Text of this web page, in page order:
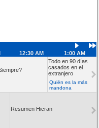
12:30 AM
1:00 AM
Todo en 90 días
casados en el
extranjero
Quién es la más
mandona
Resumen Hicran